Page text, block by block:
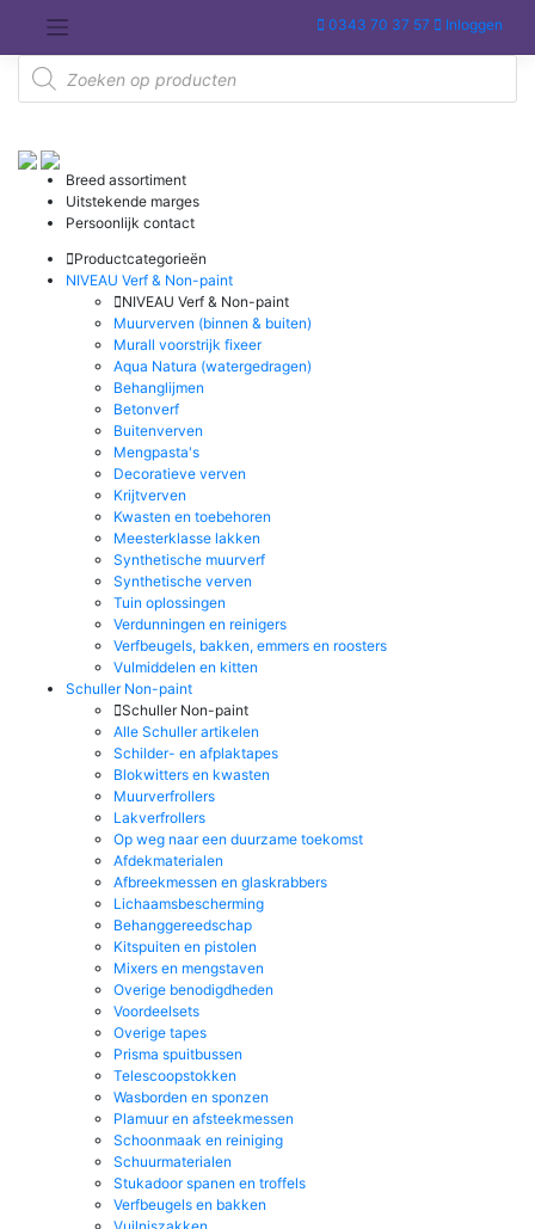
de
inhoud
0343 70 37 57 Inloggen
Producten
zoeken
Breed assortiment
Uitstekende marges
Persoonlijk contact
Productcategorieën
NIVEAU Verf & Non-paint
NIVEAU Verf & Non-paint
Muurverven (binnen & buiten)
Murall voorstrijk fixeer
Aqua Natura (watergedragen)
Behanglijmen
Betonverf
Buitenverven
Mengpasta's
Decoratieve verven
Krijtverven
Kwasten en toebehoren
Meesterklasse lakken
Synthetische muurverf
Synthetische verven
Tuin oplossingen
Verdunningen en reinigers
Verfbeugels, bakken, emmers en roosters
Vulmiddelen en kitten
Schuller Non-paint
Schuller Non-paint
Alle Schuller artikelen
Schilder- en afplaktapes
Blokwitters en kwasten
Muurverfrollers
Lakverfrollers
Op weg naar een duurzame toekomst
Afdekmaterialen
Afbreekmessen en glaskrabbers
Lichaamsbescherming
Behanggereedschap
Kitspuiten en pistolen
Mixers en mengstaven
Overige benodigdheden
Voordeelsets
Overige tapes
Prisma spuitbussen
Telescoopstokken
Wasborden en sponzen
Plamuur en afsteekmessen
Schoonmaak en reiniging
Schuurmaterialen
Stukadoor spanen en troffels
Verfbeugels en bakken